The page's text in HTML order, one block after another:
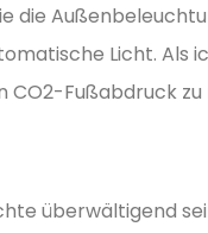
die
Licht. Als
Fußabdruck
überwältigend